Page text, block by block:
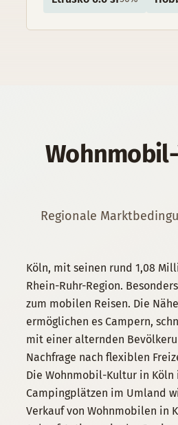
Wohnmobil
Regionale
Köln, mit seinen rund 1,08
Rhein-Ruhr-Region.
zum mobilen Reisen. Die
ermöglichen es Campern,
mit einer alternden
Nachfrage nach flexiblen
Die Wohnmobil-Kultur in
Campingplätzen im Umland
Verkauf von Wohnmobilen in